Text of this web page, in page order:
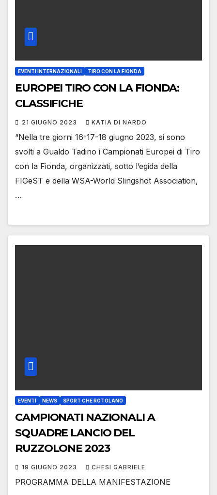
EVENTI INTERNAZIONALI TIRO CON LA FIONDA
EUROPEI TIRO CON LA FIONDA:
CLASSIFICHE
21 GIUGNO 2023 KATIA DI NARDO
“Nella tre giorni 16-17-18 giugno 2023, si sono
svolti a Gualdo Tadino i Campionati Europei di Tiro
con la Fionda, organizzati, sotto l’egida della
FIGeST e della WSA-World Slingshot Association,
…
EVENTI NEWS SPORT CHE ROTOLANO
CAMPIONATI NAZIONALI A
SQUADRE LANCIO DEL
RUZZOLONE 2023
19 GIUGNO 2023 CHESI GABRIELE
PROGRAMMA DELLA MANIFESTAZIONE